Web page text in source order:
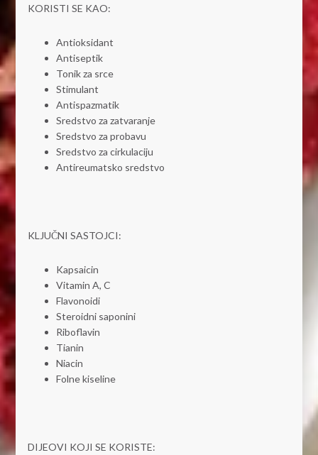
KORISTI SE KAO:
Antioksidant
Antiseptik
Tonik za srce
Stimulant
Antispazmatik
Sredstvo za zatvaranje
Sredstvo za probavu
Sredstvo za cirkulaciju
Antireumatsko sredstvo
KLJUČNI SASTOJCI:
Kapsaicin
Vitamin A, C
Flavonoidi
Steroidni saponini
Riboflavin
Tianin
Niacin
Folne kiseline
DIJEOVI KOJI SE KORISTE: